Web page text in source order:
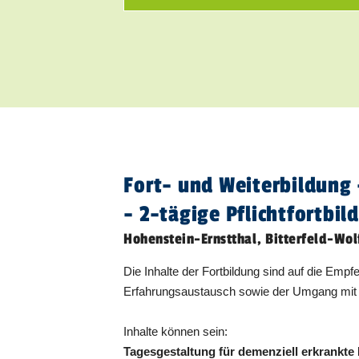
Hohenstein-Ernstthal 21.04.2027
Fort- und Weiterbildung
- 2-tägige
Hohenstein-Ernstthal, Bitterfeld-
Die Inhalte der Fortbildung sind auf die
Erfahrungsaustausch sowie der Umgang
Inhalte können sein:
Tagesgestaltung für demenziell erkrankte